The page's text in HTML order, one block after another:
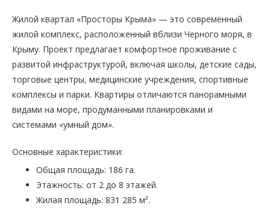
Жилой квартал «Просторы Крыма» — это современный
жилой комплекс, расположенный вблизи Черного моря, в
Крыму. Проект предлагает комфортное проживание с
развитой инфраструктурой, включая школы, детские сады,
торговые центры, медицинские учреждения, спортивные
комплексы и парки. Квартиры отличаются панорамными
видами на море, продуманными планировками и
системами «умный дом».
Основные характеристики:
Общая площадь: 186 га.
Этажность: от 2 до 8 этажей.
Жилая площадь: 831 285 м².